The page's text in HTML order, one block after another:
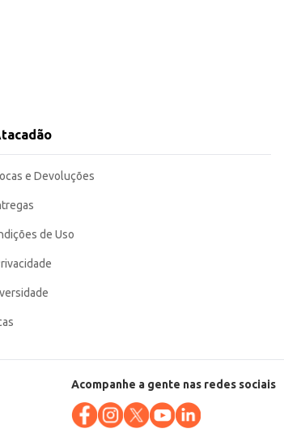
e Devoluções
de Uso
Acompanhe a gente nas redes sociais